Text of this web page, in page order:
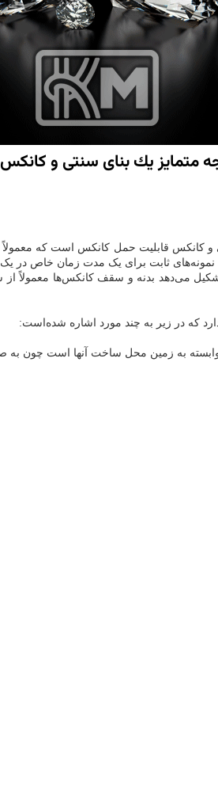
متمایز یك بنای سنتی و
کانکس قابلیت حمل کانکس است که
نمونه‌های ثابت برای یک مدت زمان خاص در
می‌دهد بدنه و سقف کانکس‌ها معمولاً
که در زیر به چند مورد اشاره شده‌است:
به زمین محل ساخت آنها است چون